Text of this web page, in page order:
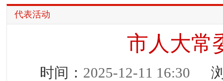
代表活动
市人大常
时间： 2025-12-11 16:30 浏